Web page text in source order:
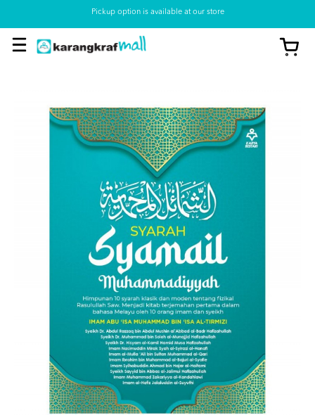
Pickup option is available at our store